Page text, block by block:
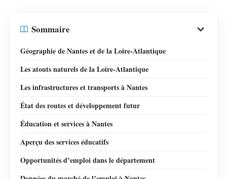
Sommaire
Géographie de Nantes et de la Loire-Atlantique
Les atouts naturels de la Loire-Atlantique
Les infrastructures et transports à Nantes
État des routes et développement futur
Éducation et services à Nantes
Aperçu des services éducatifs
Opportunités d’emploi dans le département